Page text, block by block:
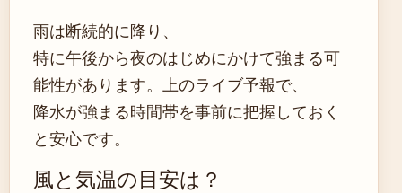
雨は断続的に降り、
特に午後から夜のはじめにかけて強まる可
能性があります。上のライブ予報で、
降水が強まる時間帯を事前に把握しておく
と安心です。
風と気温の目安は？